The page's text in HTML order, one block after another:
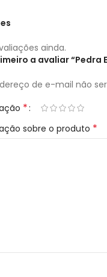
ainda.
a avaliar “Pedra
de e-mail não
*
sobre o produto *